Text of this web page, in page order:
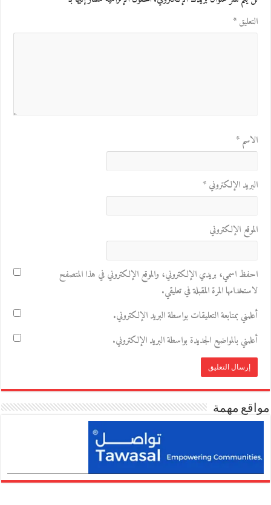
التعليق*
الاسم*
البريد الإلكتروني*
الموقع الإلكتروني
احفظ اسمي، بريدي الإلكتروني، والموقع الإلكتروني في هذا المتصفح
لاستخدامها المرة المقبلة في تعليقي.
أعلمني بمتابعة التعليقات بواسطة البريد الإلكتروني.
أعلمني بالمواضيع الجديدة بواسطة البريد الإلكتروني.
مواقع مهمة